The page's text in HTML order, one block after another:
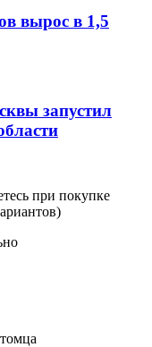
вырос в 1,5
запустил
при покупке